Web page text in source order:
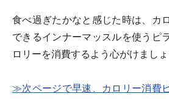
食べ過ぎたかなと感じた時は、カ
できるインナーマッスルを使うピ
ロリーを消費するよう心がけましょ
≫次ページで早速、カロリー消費